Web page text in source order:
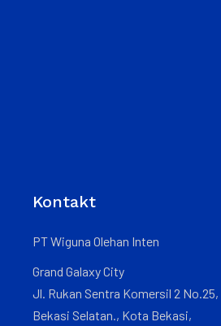
Kontakt
PT Wiguna Olehan Inten
Grand Galaxy City
Jl. Rukan Sentra Komersil 2 No.25,
Bekasi Selatan., Kota Bekasi,